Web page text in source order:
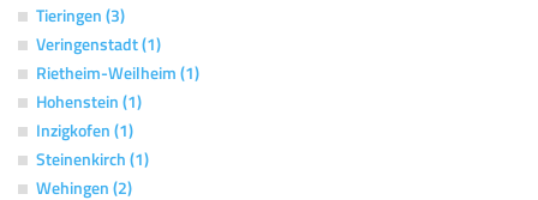
Tieringen (3)
Veringenstadt (1)
Rietheim-Weilheim (1)
Hohenstein (1)
Inzigkofen (1)
Steinenkirch (1)
Wehingen (2)